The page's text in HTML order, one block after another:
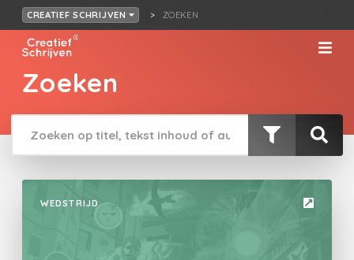
CREATIEF SCHRIJVEN ZOEKEN
Zoeken
WEDSTRIJD